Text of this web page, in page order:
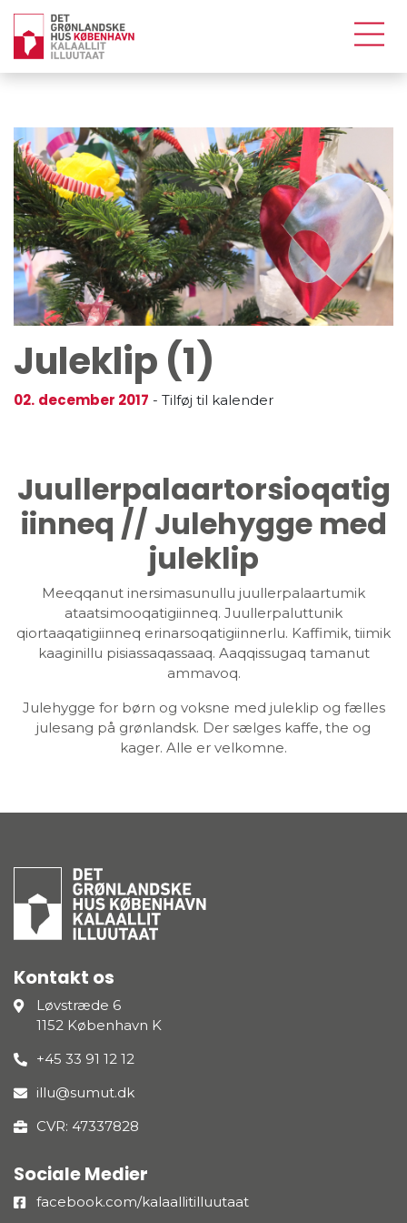
Juleklip (1)
02. december 2017 - Tilføj til kalender
Juullerpalaartorsioqatig
iinneq // Julehygge med
juleklip
Meeqqanut inersimasunullu juullerpalaartumik
ataatsimooqatigiinneq. Juullerpaluttunik
qiortaaqatigiinneq erinarsoqatigiinnerlu. Kaffimik, tiimik
kaaginillu pisiassaqassaaq. Aaqqissugaq tamanut
ammavoq.
Julehygge for børn og voksne med juleklip og fælles
julesang på grønlandsk. Der sælges kaffe, the og
kager. Alle er velkomne.
Kontakt os
Løvstræde 6
1152 København K
+45 33 91 12 12
illu@sumut.dk
CVR: 47337828
Sociale Medier
facebook.com/kalaallitilluutaat